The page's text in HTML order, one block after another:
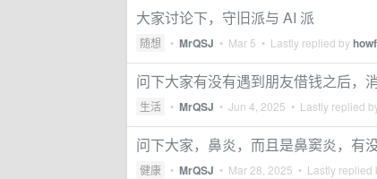
大家讨论下，守旧派与 AI 派
随想 • MrQSJ • Mar 5 • Lastly replied by
问下大家有没有遇到朋友借钱之后，
生活 • MrQSJ • Jun 4, 2025 • Lastly replied
问下大家，鼻炎，而且是鼻窦炎，有
健康 • MrQSJ • Mar 28, 2025 • Lastly replied